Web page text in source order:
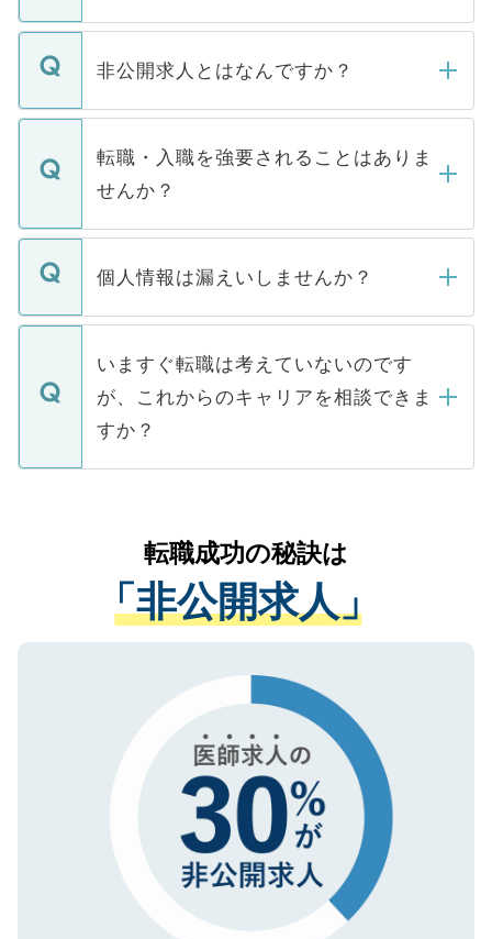
ご登録いただきましたら、弊社担当者がご
登録内容を確認し、その後メールもしくは
ます。通常、5営業日以内にはご連絡をせて
いただきますので、しばらくお待ちくださ
い。
非公開求人とはなんですか？
マイナビDOCTORで取り扱っている求人の
うち約3割は、Webサイトからご覧いただ
けない「非公開求人」です。非公開求人は
下記の理由によって、一般には公開してい
ません。
■応募殺到を避けるため 人気のある医療機
関を公にしてしまうと、応募が殺到する場
に、医療機関が求める条件に合った人材の
みを人材紹介会社に依頼するケースが増え
ています。
転職・入職を強要されることはありま
せんか？
転職・入職を強要することは一切ありませ
ん。また、仮に応募先から内定をいただい
定を承諾する必要はありません。内定先へ
の辞退の連絡はキャリアパートナーが行い
ますので、ご安心ください。
個人情報は漏えいしませんか？
個人情報が漏えいすることはありませんの
で、ご安心ください。当サイトからの登録
などで収集したご登録者様の個人情報は、
ご本人のキャリアアップおよび転職活動の
支援を目的に使用いたします。お預かりし
ているすべての個人データはご本人の許可
は、個人情報の取り扱いについての厳密な
管理基準を満たした事業者のみに付与され
る、プライバシーマークを取得済みです。
ご登録いただいた個人情報は、SSL（デー
で、機密保持に関してもご安心ください。
いますぐ転職は考えていないのです
が、これからのキャリアを相談できま
すか？
かがいして、現在の医療機関の状況や紹介
経験をまじえながら、適切なアドバイスを
させていただきます。すぐにご転職をされ
ない方には、長期的なサポートが可能です
ので、まずはご登録ください。
転職成功の秘訣は
「非公開求人」